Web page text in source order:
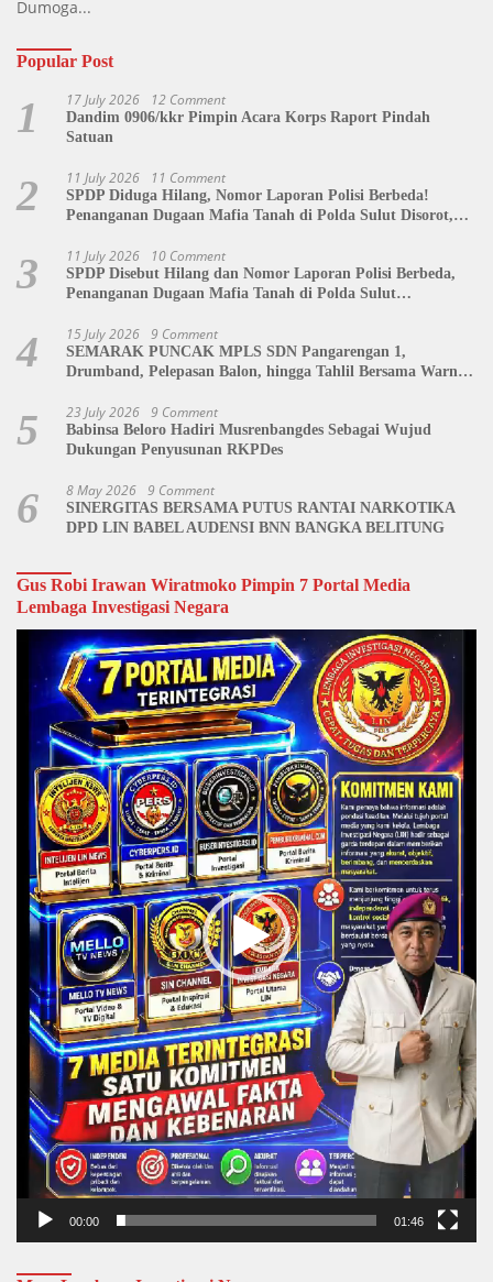
Dumoga...
Popular Post
1 17 July 2026 12 Comment
Dandim 0906/kkr Pimpin Acara Korps Raport Pindah
Satuan
2 11 July 2026 11 Comment
SPDP Diduga Hilang, Nomor Laporan Polisi Berbeda!
Penanganan Dugaan Mafia Tanah di Polda Sulut Disorot,
3 11 July 2026 10 Comment
SPDP Disebut Hilang dan Nomor Laporan Polisi Berbeda,
Penanganan Dugaan Mafia Tanah di Polda Sulut
4 15 July 2026 9 Comment
SEMARAK PUNCAK MPLS SDN Pangarengan 1,
Drumband, Pelepasan Balon, hingga Tahlil Bersama Warnai
5 23 July 2026 9 Comment
Babinsa Beloro Hadiri Musrenbangdes Sebagai Wujud
Dukungan Penyusunan RKPDes
6 8 May 2026 9 Comment
SINERGITAS BERSAMA PUTUS RANTAI NARKOTIKA
DPD LIN BABEL AUDENSI BNN BANGKA BELITUNG
Gus Robi Irawan Wiratmoko Pimpin 7 Portal Media
Lembaga Investigasi Negara
Video
Player
00:00 01:46